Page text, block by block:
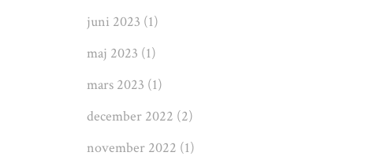
juni 2023 (1)
maj 2023 (1)
mars 2023 (1)
december 2022 (2)
november 2022 (1)